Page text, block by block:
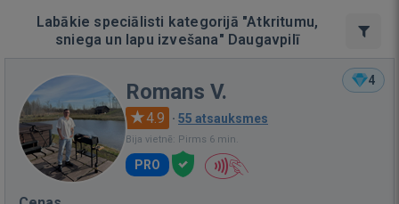
Labākie speciālisti kategorijā "Atkritumu,
sniega un lapu izvešana" Daugavpilī
4
Romans V.
4.9 · 55 atsauksmes
Bija vietnē: Pirms 6 min.
PRO